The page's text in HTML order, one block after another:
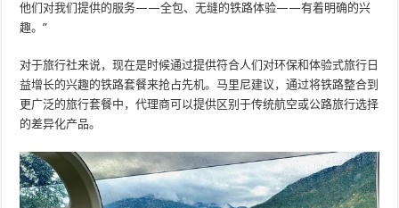
他们对我们提供的服务——全包、无缝的铁路体验——有着明确的兴
趣。”
对于旅行社来说，现在是时候通过提供符合人们对环保和体验式旅行日
益增长的兴趣的铁路套餐来抢占先机。马里尼建议，通过将铁路整合到
更广泛的旅行套餐中，代理商可以提供区别于传统航空或公路旅行选择
的差异化产品。